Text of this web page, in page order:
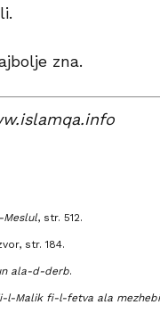
zna.
Meslul, str. 512.
str. 184.
ala-d-derb.
l-Malik fi-l-fetva ala